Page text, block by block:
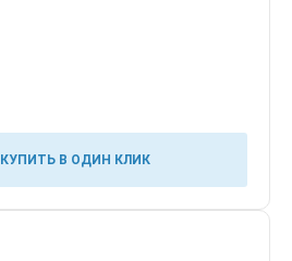
КУПИТЬ В ОДИН КЛИК